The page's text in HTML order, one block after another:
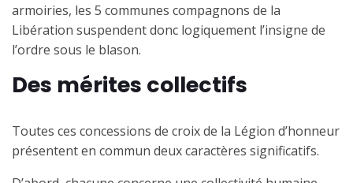
armoiries, les 5 communes compagnons de la
Libération suspendent donc logiquement l’insigne de
l’ordre sous le blason.
Des mérites collectifs
Toutes ces concessions de croix de la Légion d’honneur
présentent en commun deux caractères significatifs.